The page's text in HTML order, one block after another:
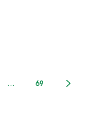
… 69